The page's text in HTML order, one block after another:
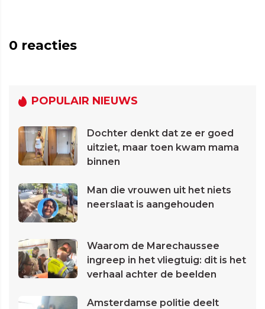
0 reacties
POPULAIR NIEUWS
Dochter denkt dat ze er goed
uitziet, maar toen kwam mama
binnen
Man die vrouwen uit het niets
neerslaat is aangehouden
Waarom de Marechaussee
ingreep in het vliegtuig: dit is het
verhaal achter de beelden
Amsterdamse politie deelt